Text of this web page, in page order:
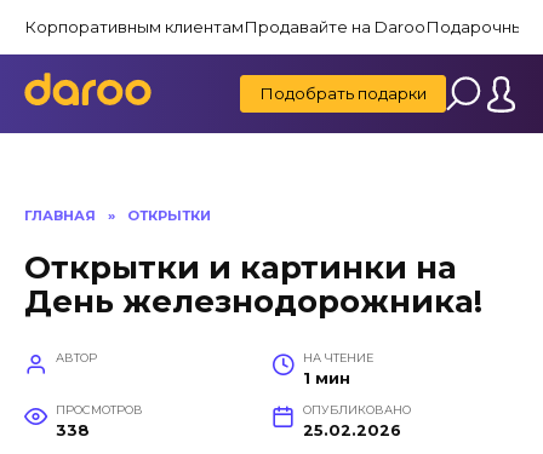
содержанию
Корпоративным клиентамПродавайте на DarooПодарочные
Подобрать подарки
ГЛАВНАЯ » ОТКРЫТКИ
Открытки и картинки на
День железнодорожника!
АВТОР НА ЧТЕНИЕ
1 мин
ПРОСМОТРОВ
338
ОПУБЛИКОВАНО
25.02.2026